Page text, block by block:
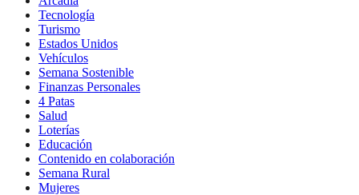
Tecnología
Turismo
Estados Unidos
Vehículos
Semana Sostenible
Finanzas Personales
4 Patas
Salud
Loterías
Educación
Contenido en colaboración
Semana Rural
Mujeres